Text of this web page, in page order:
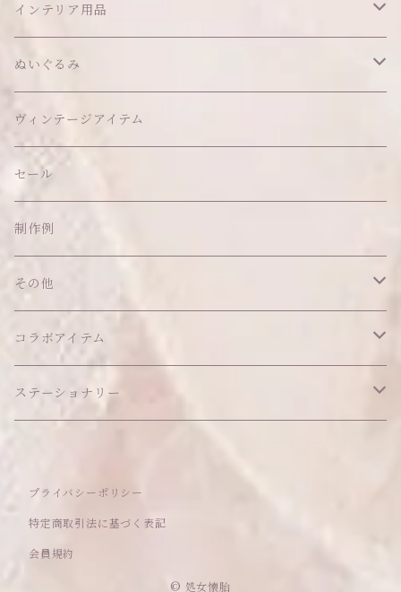
アウター
トップス
ボトムス
ヘッドアイテム
ヘアクリップ
ヘッドドレス
アクセサリー
イヤリング
ピアス
ソックス
バッグ
ショルダーバッグ
お散歩バッグ
ポーチ
コインケース
カードケース
キーホルダー
その他
インテリア用品
オブジェ
ウォールデコ
その他
ティッシュケース
クッション・座布団
ハンガー
マット
ぬいぐるみ
ぬいちゃん本体
アクセサリー
ヘッドドレス Sサイズ
ヘッドドレス Mサイズ
アウトフィット
その他
ヴィンテージアイテム
セール
制作例
その他
あこがれシリーズ
福音シリーズ
おもちゃ
セレクトアイテム
コラボアイテム
はるぽんの愛のつづき♡はるぽん生誕祭2026
ステーショナリー
プライバシーポリシー
特定商取引法に基づく表記
会員規約
© 処女懐胎